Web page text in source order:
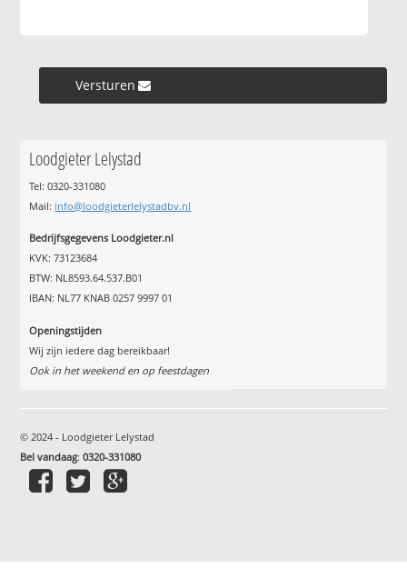
Versturen »
Loodgieter Lelystad
Tel: 0320-331080
Mail: info@loodgieterlelystadbv.nl
Bedrijfsgegevens Loodgieter.nl
KVK: 73123684
BTW: NL8593.64.537.B01
IBAN: NL77 KNAB 0257 9997 01
Openingstijden
Wij zijn iedere dag bereikbaar!
Ook in het weekend en op feestdagen
© 2024 - Loodgieter Lelystad
Bel vandaag:0320-331080